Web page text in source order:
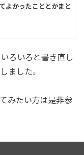
よかったこととかまと
ろいろと書き直し
ました。
みたい方は是非参